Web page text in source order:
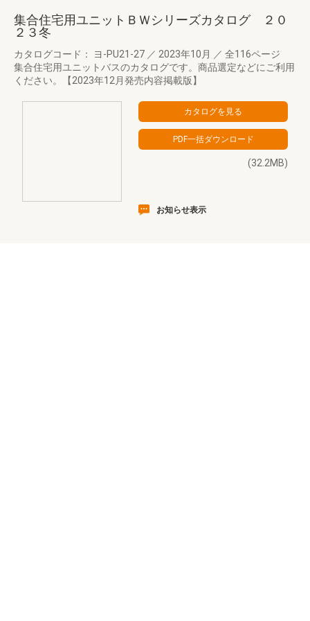
集合住宅用ユニットＢＷシリーズカタログ ２０
２３冬
カタログコード： ヨ-PU21-27 ／ 2023年10月 ／ 全116ページ
集合住宅用ユニットバスのカタログです。商品選定などにご利用
ください。【2023年12月発売内容掲載版】
(32.2MB)
お知らせ表示